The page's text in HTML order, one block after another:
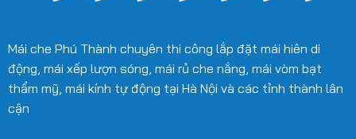
Mái che Phú Thành chuyên thi công lắp đặt mái hiên di
động, mái xếp lượn sóng, mái rủ che nắng, mái vòm bạt
thẩm mỹ, mái kính tự động tại Hà Nội và các tỉnh thành lân
cận